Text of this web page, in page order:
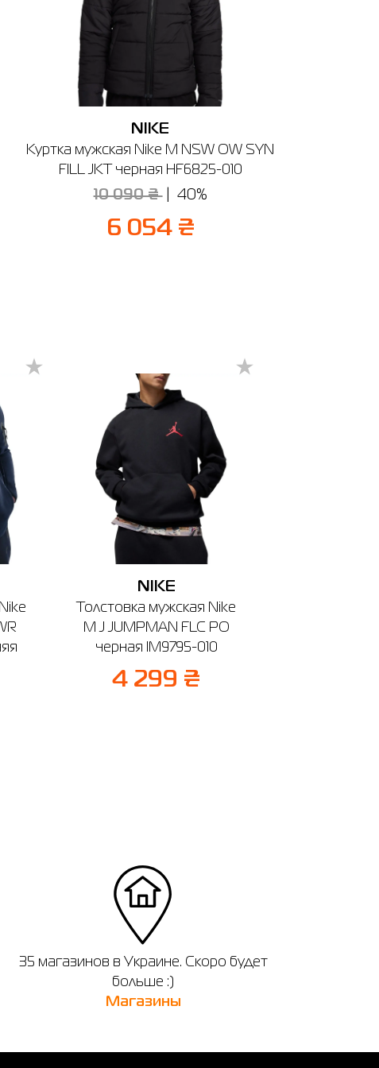
Тернополь Умань Харьков
NIKE
Куртка мужская Nike M NSW OW SYN
FILL JKT черная HF6825-010
10 090 ₴ 40%
6 054 ₴
NIKE
Толстовка мужская Nike
M J JUMPMAN FLC PO
черная IM9795-010
4 299 ₴
35 магазинов в Украине. Скоро будет
больше :)
Магазины